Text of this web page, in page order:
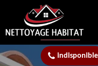
indisponible